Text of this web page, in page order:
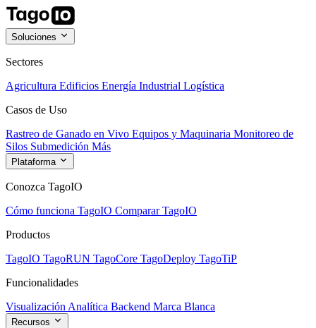
Soluciones
Sectores
Agricultura Edificios Energía Industrial Logística
Casos de Uso
Rastreo de Ganado en Vivo Equipos y Maquinaria Monitoreo de
Silos Submedición Más
Plataforma
Conozca TagoIO
Cómo funciona TagoIO Comparar TagoIO
Productos
TagoIO TagoRUN TagoCore TagoDeploy TagoTiP
Funcionalidades
Visualización Analítica Backend Marca Blanca
Recursos